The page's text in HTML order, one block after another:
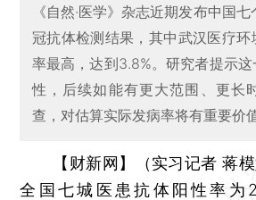
《自然·医学》杂志近期发布中国
冠抗体检测结果，其中武汉医疗
率最高，达到3.8%。研究者提示
性，后续如能有更大范围、更长
查，对估算实际发病率将有重要价
【财新网】（实习记者 蒋
全国七城医患抗体阳性率为